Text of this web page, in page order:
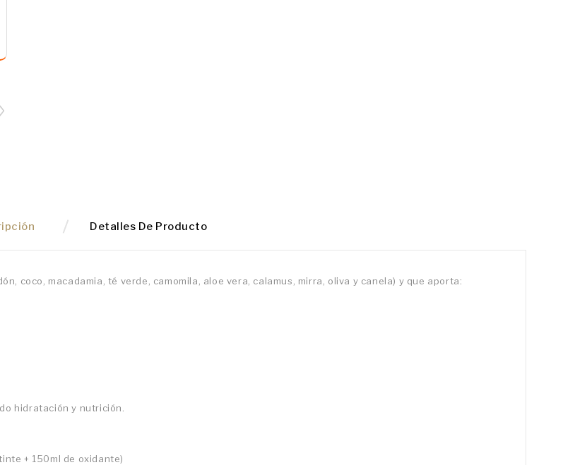
Detalles De Producto
coco, macadamia, té verde, camomila, aloe vera, calamus, mirra, oliva y canela) y que aporta:
hidratación y nutrición.
+ 150ml de oxidante)